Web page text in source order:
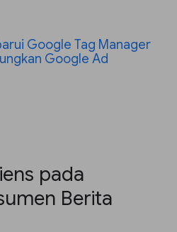
Google Tag Manager
Google Ad
pada
Berita